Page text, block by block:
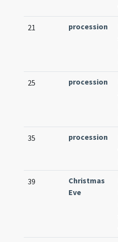
21 procession
25 procession
35 procession
39
Christmas
Eve